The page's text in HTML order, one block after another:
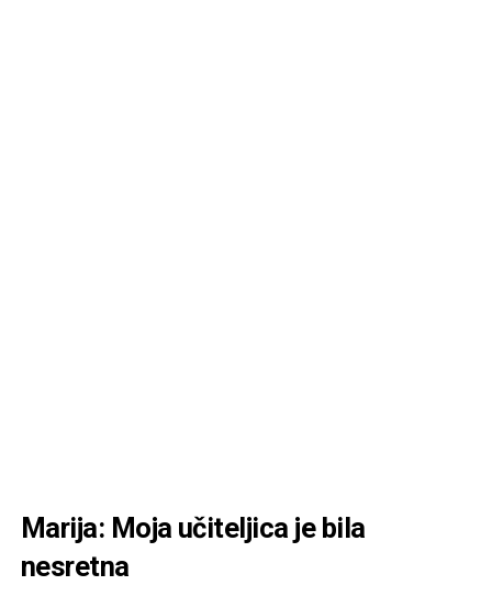
Marija: Moja učiteljica je bila
nesretna